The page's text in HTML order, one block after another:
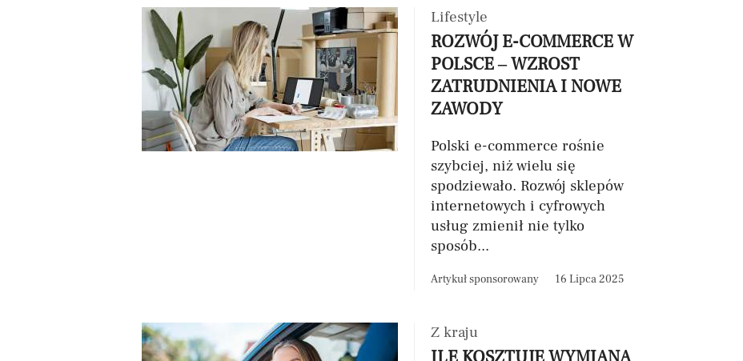
Lifestyle
ROZWÓJ E-COMMERCE W
POLSCE – WZROST
ZATRUDNIENIA I NOWE
ZAWODY
Polski e-commerce rośnie
szybciej, niż wielu się
spodziewało. Rozwój sklepów
internetowych i cyfrowych
usług zmienił nie tylko
sposób...
Artykuł sponsorowany 16 Lipca 2025
Z kraju